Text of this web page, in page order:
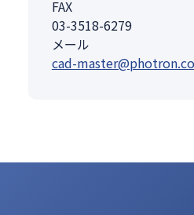
FAX
03-3518-6279
メール
cad-